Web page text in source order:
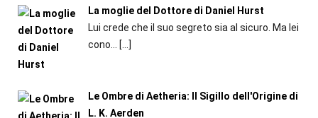
La moglie del Dottore di Daniel Hurst
Lui crede che il suo segreto sia al sicuro. Ma lei
cono...
[…]
Le Ombre di Aetheria: Il Sigillo dell'Origine di
L. K. Aerden